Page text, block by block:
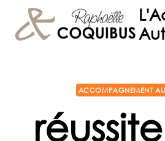
contenu
ACCOMPAGNEMENT